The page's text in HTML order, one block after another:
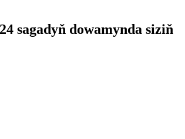
sagadyň dowamynda siziň